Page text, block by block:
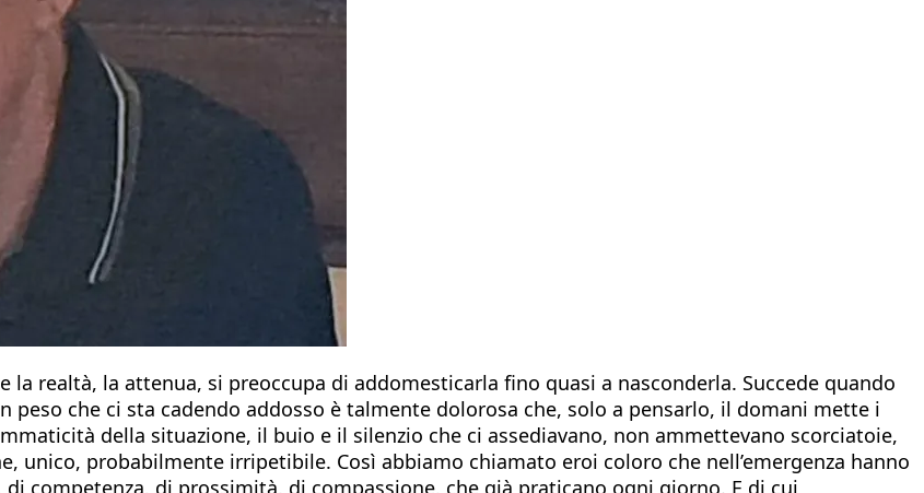
realtà, la attenua, si preoccupa di addomesticarla fino quasi a nasconderla. Succede quando
peso che ci sta cadendo addosso è talmente dolorosa che, solo a pensarlo, il domani mette i
della situazione, il buio e il silenzio che ci assediavano, non ammettevano scorciatoie,
unico, probabilmente irripetibile. Così abbiamo chiamato eroi coloro che nell’emergenza hanno
competenza, di prossimità, di compassione, che già praticano ogni giorno. E di cui